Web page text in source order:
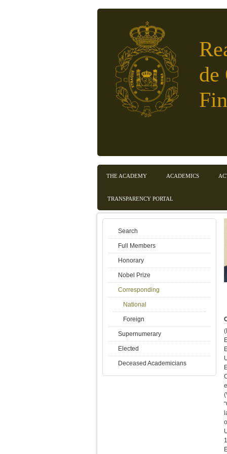
de
Main menu en translated
THE ACADEMY ACADEMICS
TRANSPARENCY PORTAL
Search
Full Members
Honorary
Nobel Prize
Corresponding
National
Foreign
Supernumerary
Elected
Deceased Academicians